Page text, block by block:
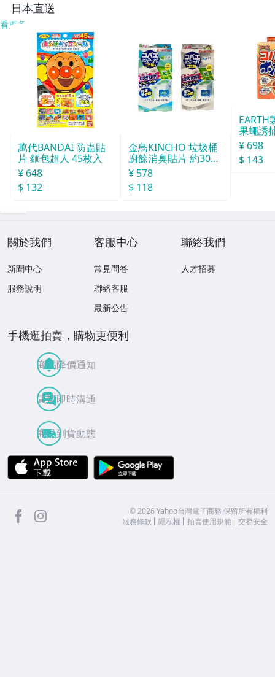
日本直送
看更多
萬代BANDAI 防蟲貼
片 麵包超人 45枚入
¥ 648
$ 132
金鳥KINCHO 垃圾桶
廚餘消臭貼片 約30天
分
¥ 578
$ 118
EARTH
果蠅誘
¥ 698
$ 143
關於我們
新聞中心
服務說明
客服中心
常見問答
聯絡客服
最新公告
聯絡我們
人才招募
手機逛拍賣，購物更便利
商品降價通知
買賣即時溝通
商品到貨動態
APP Store
facebook ©2026 Yahoo台灣電子商務 保留所有權利
服務條款
隱私權 拍賣使用規範 交易安全